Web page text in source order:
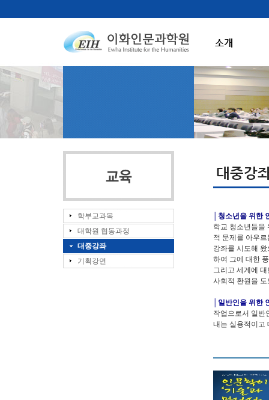
소개
학부교과목
대학원 협동과정
대중강좌
기획강연
청소년을 위한
학교 청소년들
적 문제를 아우
강좌를 시도해
하여 그에 대한
그리고 세계에
사회적 환원을
│일반인을 위한
작업으로서 일반
내는 실용적이고
대중강